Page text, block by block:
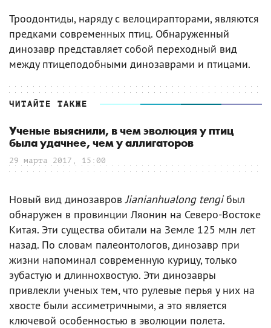
Троодонтиды, наряду с велоцирапторами, являются
предками современных птиц. Обнаруженный
динозавр представляет собой переходный вид
между птицеподобными динозаврами и птицами.
ЧИТАЙТЕ ТАКЖЕ
Ученые выяснили, в чем эволюция у птиц
была удачнее, чем у аллигаторов
29 марта 2017, 15:00
Новый вид динозавров Jianianhualong tengiбыл
обнаружен в провинции Ляонин на Северо-Востоке
Китая. Эти существа обитали на Земле 125 млн лет
назад. По словам палеонтологов, динозавр при
жизни напоминал современную курицу, только
зубастую и длиннохвостую. Эти динозавры
привлекли ученых тем, что рулевые перья у них на
хвосте были ассиметричными, а это является
ключевой особенностью в эволюции полета.